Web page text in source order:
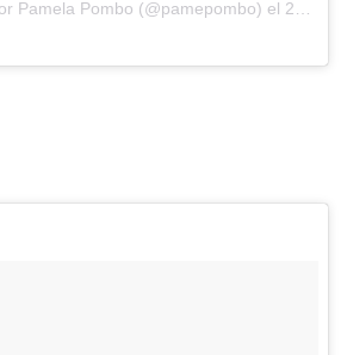
Pamela Pombo (@pamepombo) el 27 de Ene de 2017 a la(s) 5:12 PST